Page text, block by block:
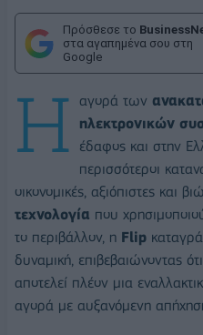
Πρόσθεσε το
στα αγαπημένα σου στη
Google
Η αγορά των
ηλεκτρονικών
έδαφος και στην
περισσότεροι
οικονομικές, αξιόπιστες και
τεχνολογία που
το περιβάλλον, η Flip
δυναμική, επιβεβαιώνοντας
αποτελεί πλέον μια
αγορά με αυξανόμενη